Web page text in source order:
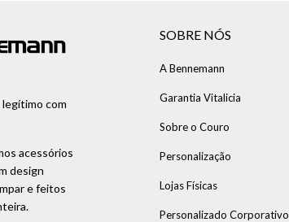
com
acessórios
design
e feitos
SOBRE NÓS
A Bennemann
Garantia Vitalicia
Sobre o Couro
Personalização
Lojas Físicas
Personalizado Corporativo